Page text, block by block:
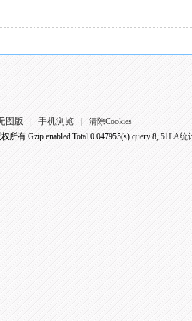
图版 手机浏览
清除Cookies
所有 Gzip enabled Total 0.047955(s) query 8, 51LA统